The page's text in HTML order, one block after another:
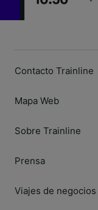
Contacto Trainline
Mapa Web
Sobre Trainline
Prensa
Viajes de negocios